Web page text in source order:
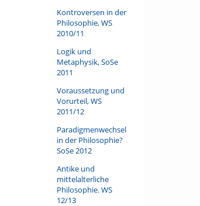
Kontroversen in der
Philosophie, WS
2010/11
Logik und
Metaphysik, SoSe
2011
Voraussetzung und
Vorurteil, WS
2011/12
Paradigmenwechsel
in der Philosophie?
SoSe 2012
Antike und
mittelalterliche
Philosophie. WS
12/13